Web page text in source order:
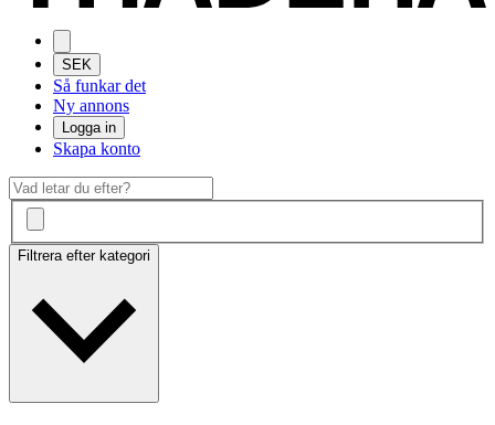
SEK
Så funkar det
Ny annons
Logga in
Skapa konto
Filtrera efter kategori